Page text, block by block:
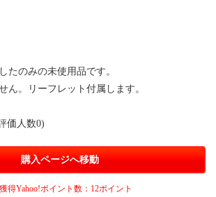
たのみの未使用品です。
ん。リーフレット付属します。
価人数0)
購入ページへ移動
獲得Yahoo!ポイント数：12ポイント